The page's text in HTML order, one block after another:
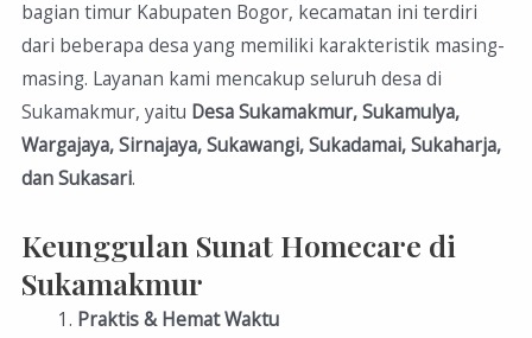
bagian timur Kabupaten Bogor, kecamatan ini terdiri
dari beberapa desa yang memiliki karakteristik masing-
masing. Layanan kami mencakup seluruh desa di
Sukamakmur, yaitu Desa Sukamakmur, Sukamulya,
Wargajaya, Sirnajaya, Sukawangi, Sukadamai, Sukaharja,
dan Sukasari.
Keunggulan Sunat Homecare di
Sukamakmur
Praktis & Hemat Waktu